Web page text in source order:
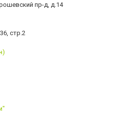
пр-д, д.14
стр.2